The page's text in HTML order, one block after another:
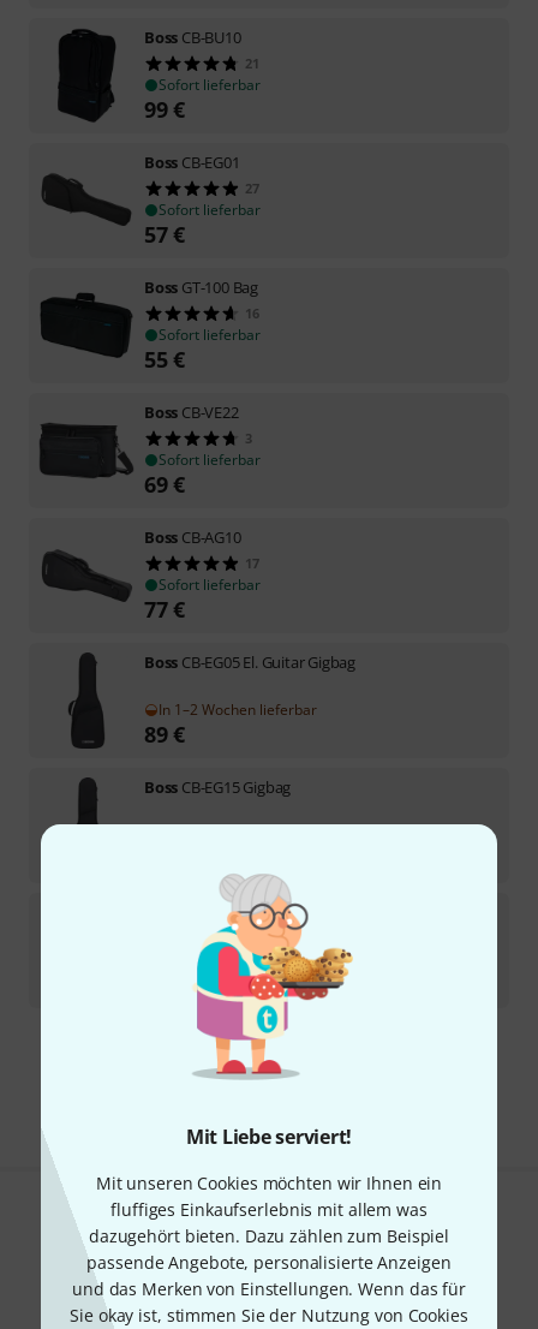
Mit Liebe serviert!
Mit unseren Cookies möchten wir Ihnen ein
fluffiges Einkaufserlebnis mit allem was
dazugehört bieten. Dazu zählen zum Beispiel
passende Angebote, personalisierte Anzeigen
und das Merken von Einstellungen. Wenn das für
Sie okay ist, stimmen Sie der Nutzung von Cookies
Boss CB-BU10
21
Sofort lieferbar
99€
Boss CB-EG01
27
Sofort lieferbar
57€
Boss GT-100 Bag
16
Sofort lieferbar
55€
Boss CB-VE22
3
Sofort lieferbar
69€
Boss CB-AG10
17
Sofort lieferbar
77€
Boss CB-EG05 El. Guitar Gigbag
In 1–2 Wochen lieferbar
89€
Boss CB-EG15 Gigbag
CB-AG15 Acoustic Gigbag
In 1–2 Wochen lieferbar
€
Kostenloser Versand ab € 69
Alle Preise inkl. MwSt.
Gefällt Ihnen, was Sie sehen?
Teilen Hilfe & Feedback